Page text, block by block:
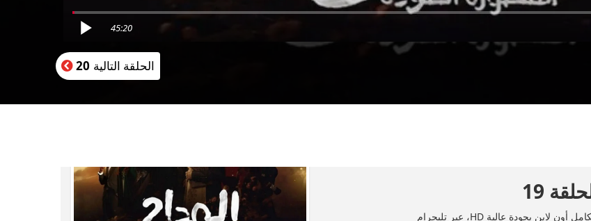
45:20
الحلقة التالية 20
المسلسل المصري "المداح 4" 2024 الحلقة 19 التاسعة عشر كاملة بكامل أون لاين بجودة عالية HD، عبر تليجرام